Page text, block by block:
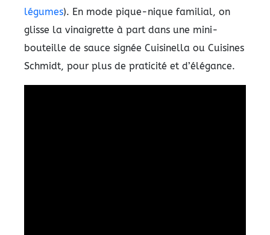
légumes). En mode pique-nique familial, on
glisse la vinaigrette à part dans une mini-
bouteille de sauce signée Cuisinella ou Cuisines
Schmidt, pour plus de praticité et d’élégance.